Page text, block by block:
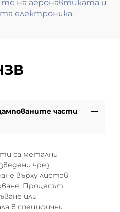
на аеронавтиката и
електроника.
части
са метални
чрез
върху листов
Процесът
или
в специфични